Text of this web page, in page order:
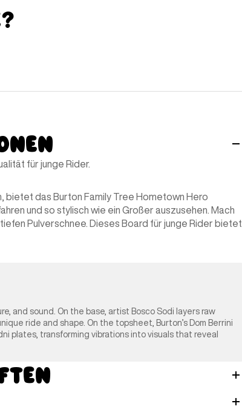
für junge Rider.
bietet das Burton Family Tree Hometown Hero
und so stylisch wie ein Großer auszusehen. Mach
Pulverschnee. Dieses Board für junge Rider bietet
and sound. On the base, artist Bosco Sodi layers raw
ride and shape. On the topsheet, Burton’s Dom Berrini
plates, transforming vibrations into visuals that reveal